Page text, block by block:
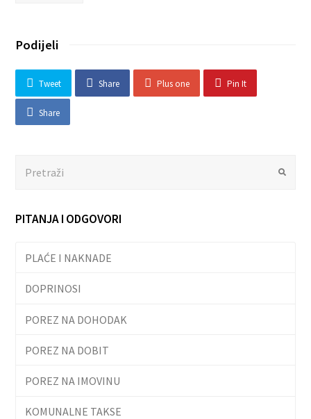
Podijeli
Tweet Share Plus one Pin It
Share
Submit
PITANJA I ODGOVORI
PLAĆE I NAKNADE
DOPRINOSI
POREZ NA DOHODAK
POREZ NA DOBIT
POREZ NA IMOVINU
KOMUNALNE TAKSE